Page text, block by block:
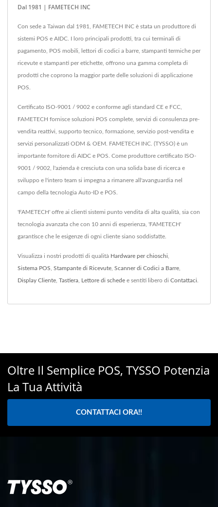
Dal 1981 | FAMETECH INC
Con sede a Taiwan dal 1981, FAMETECH INC è stata un produttore di
sistemi POS e AIDC. I loro principali prodotti, tra cui terminali di
pagamento, POS mobili, lettori di codici a barre, stampanti termiche per
ricevute e stampanti per etichette, offrono una gamma completa di
prodotti che coprono la maggior parte delle soluzioni di applicazione
POS.
Certificato ISO-9001 / 9002 e conforme agli standard CE e FCC,
FAMETECH fornisce soluzioni POS complete, servizi di consulenza pre-
vendita reattivi, supporto tecnico, formazione, servizio post-vendita e
servizi personalizzati ODM & OEM. FAMETECH INC. (TYSSO) è un
importante fornitore di AIDC e POS. Come produttore certificato ISO-
9001 / 9002, l'azienda è cresciuta con una solida base di ricerca e
sviluppo e l'intero team si impegna a rimanere all'avanguardia nel
campo della tecnologia Auto-ID e POS.
'FAMETECH' offre ai clienti sistemi punto vendita di alta qualità, sia con
tecnologia avanzata che con 10 anni di esperienza, 'FAMETECH'
garantisce che le esigenze di ogni cliente siano soddisfatte.
Visualizza i nostri prodotti di qualità Hardware per chioschi
Sistema POS Stampante di Ricevute Scanner di Codici a Barre
Display Cliente Tastiera Lettore di schede e sentiti libero di Contattaci
Oltre Il Semplice POS, TYSSO Potenzia
La Tua Attività
CONTATTACI ORA!!